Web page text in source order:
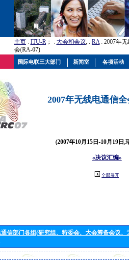
主页 : ITU-R ； : 大会和会议; : RA: 2007年
会(RA-07)
2007年无线电通信
(2007年10月15日-10月19日,
«决议汇编»
全部展开
信部门各组(研究组、特委会、大会筹备会议
国际电联三大部门 新闻室 各项活动